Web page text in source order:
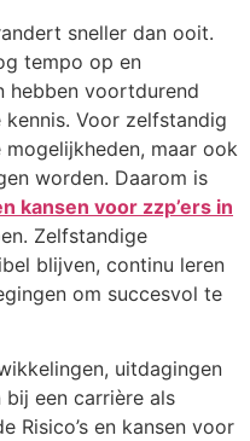
sneller dan ooit.
tempo op en
hebben voortdurend
Voor zelfstandig
maar ook
worden. Daarom is
kansen voor zzp’ers in
Zelfstandige
blijven, continu leren
om succesvol te
uitdagingen
een carrière als
Risico’s en kansen voor